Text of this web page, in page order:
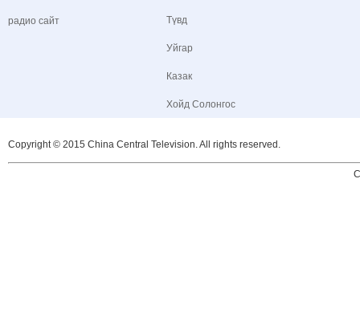
радио сайт Түвд
Уйгар
Казак
Хойд Солонгос
Copyright © 2015 China Central Television. All rights reserved.